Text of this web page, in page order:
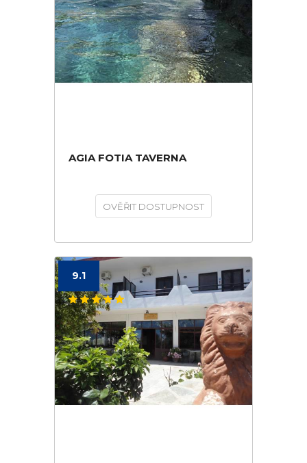
AGIA FOTIA TAVERNA
OVĚŘIT DOSTUPNOST
9.1